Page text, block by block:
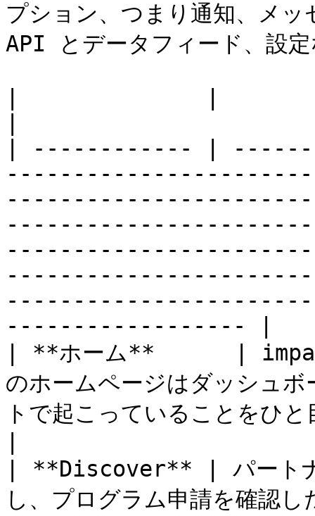
プション、つまり通知、メ
API とデータフィード、設
| ------------ |
------------------ |
| **ホーム**      |
のホームページはダッシュ
トで起こっていることをひ
| **Discover** | パートナ
し、プログラム申請を確認